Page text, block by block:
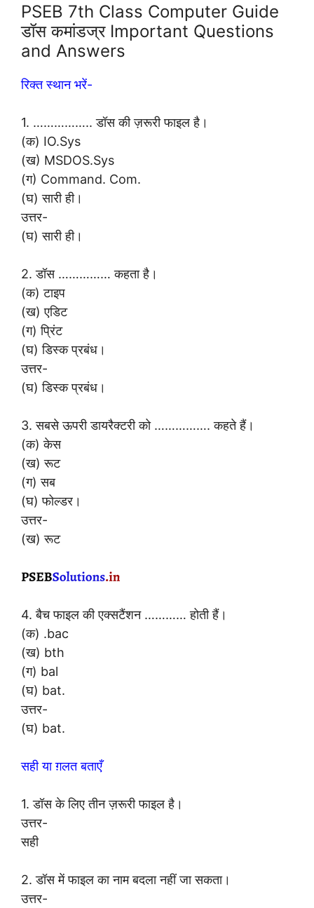
PSEB 7th Class Computer Guide
डॉस कमांडज्र Important Questions
and Answers
रिक्त स्थान भरें-
1. …………….. डॉस की ज़रूरी फाइल है।
(क) IO.Sys
(ख) MSDOS.Sys
(ग) Command. Com.
(घ) सारी ही।
उत्तर-
(घ) सारी ही।
2. डॉस …………… कहता है।
(क) टाइप
(ख) एडिट
(ग) प्रिंट
(घ) डिस्क प्रबंध।
उत्तर-
(घ) डिस्क प्रबंध।
3. सबसे ऊपरी डायरैक्टरी को ……………. कहते हैं।
(क) केस
(ख) रूट
(ग) सब
(घ) फोल्डर।
उत्तर-
(ख) रूट
4. बैच फाइल की एक्सटैंशन ………… होती हैं।
(क) .bac
(ख) bth
(ग) bal
(घ) bat.
उत्तर-
(घ) bat.
सही या ग़लत बताएँ
1. डॉस के लिए तीन ज़रूरी फाइल है।
उत्तर-
सही
2. डॉस में फाइल का नाम बदला नहीं जा सकता।
उत्तर-